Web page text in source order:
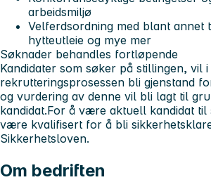
arbeidsmiljø
Velferdsordning med blant annet
hytteutleie og mye mer
Søknader behandles fortløpende
Kandidater som søker på stillingen, vil
rekrutteringsprosessen bli gjenstand
og vurdering av denne vil bli lagt til
kandidat.For å være aktuell kandidat til
være kvalifisert for å bli
Sikkerhetsloven.
Om bedriften